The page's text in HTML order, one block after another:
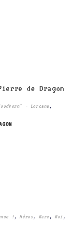
- Lorcana ,
!, Héros, Rare , Roi ,